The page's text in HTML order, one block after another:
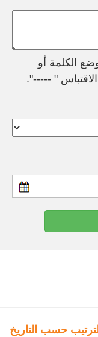
الكلمة أو
" -----".
حسب التاريخ